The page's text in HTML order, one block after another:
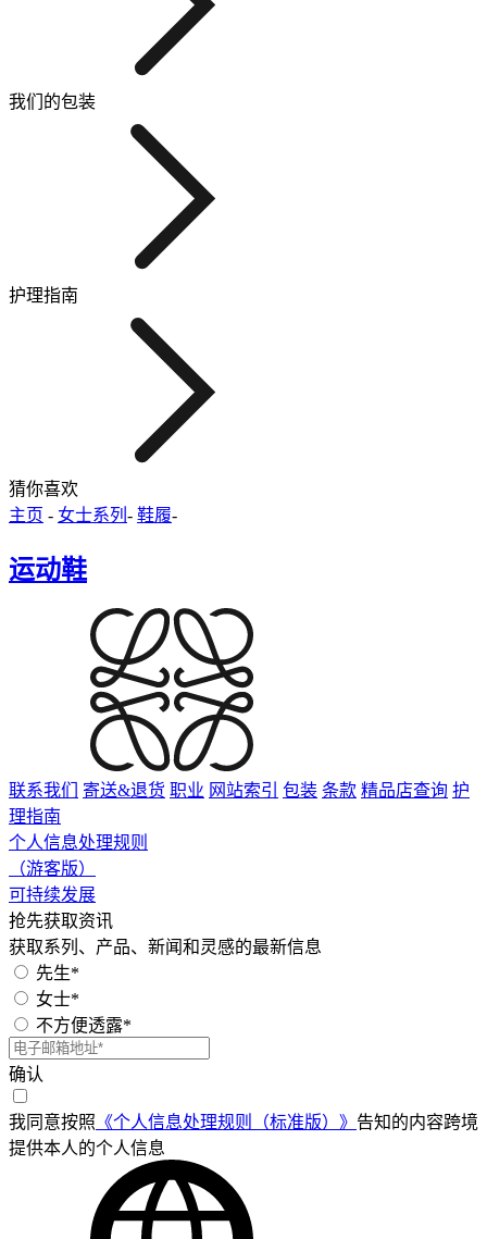
我们的包装
护理指南
猜你喜欢
主页 - 女士系列 - 鞋履-
运动鞋
联系我们 寄送&退货 职业 网站索引 包装 条款 精品店查询 护
理指南
个人信息处理规则
（游客版）
可持续发展
抢先获取资讯
获取系列、产品、新闻和灵感的最新信息
先生*
女士*
不方便透露*
确认
我同意按照 《个人信息处理规则（标准版）》 告知的内容跨境
提供本人的个人信息